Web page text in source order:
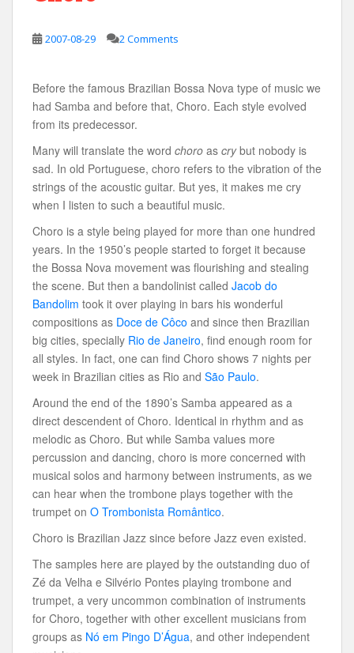
2007-08-29 2 Comments
Before the famous Brazilian Bossa Nova type of music we
had Samba and before that, Choro. Each style evolved
from its predecessor.
Many will translate the word choro as crybut nobody is
sad. In old Portuguese, choro refers to the vibration of the
strings of the acoustic guitar. But yes, it makes me cry
when I listen to such a beautiful music.
Choro is a style being played for more than one hundred
years. In the 1950’s people started to forget it because
the Bossa Nova movement was flourishing and stealing
the scene. But then a bandolinist called Jacob do
Bandolim took it over playing in bars his wonderful
compositions as Doce de Côco and since then Brazilian
big cities, specially Rio de Janeiro, find enough room for
all styles. In fact, one can find Choro shows 7 nights per
week in Brazilian cities as Rio and São Paulo.
Around the end of the 1890’s Samba appeared as a
direct descendent of Choro. Identical in rhythm and as
melodic as Choro. But while Samba values more
percussion and dancing, choro is more concerned with
musical solos and harmony between instruments, as we
can hear when the trombone plays together with the
trumpet on O Trombonista Romântico.
Choro is Brazilian Jazz since before Jazz even existed.
The samples here are played by the outstanding duo of
Zé da Velha e Silvério Pontes playing trombone and
trumpet, a very uncommon combination of instruments
for Choro, together with other excellent musicians from
groups as Nó em Pingo D’Água, and other independent